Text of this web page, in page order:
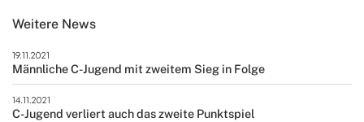
Weitere News
19.11.2021
Männliche C-Jugend mit zweitem Sieg in Folge
14.11.2021
C-Jugend verliert auch das zweite Punktspiel